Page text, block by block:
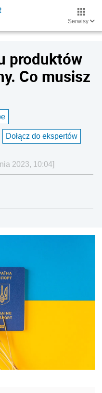
Serwisy
produktów
Co musisz
Dołącz do ekspertów
2023, 10:04]